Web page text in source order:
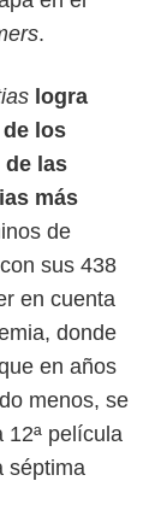
.
logra
los
de las
más
de
sus 438
en cuenta
donde
en años
menos, se
12ª película
séptima